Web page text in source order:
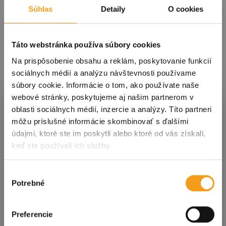
Súhlas Detaily O cookies
Táto webstránka používa súbory cookies
Na prispôsobenie obsahu a reklám, poskytovanie funkcií
sociálnych médií a analýzu návštevnosti používame
súbory cookie. Informácie o tom, ako používate naše
webové stránky, poskytujeme aj našim partnerom v
oblasti sociálnych médií, inzercie a analýzy. Títo partneri
môžu príslušné informácie skombinovať s ďalšími
údajmi, ktoré ste im poskytli alebo ktoré od vás získali,
keď ste používali ich služby.
súhlasu
Potrebné
Preferencie
Autobusy: 17 (smerom zo Staničného námestia), 19
(smerom zo Staničného námestia) na zastávku Nová
Námestia osloboditeľov a Námestia maratónu mieru) na
zastávku Nová nemocnica.
Ak potrebujete urgentné ošetrenie, môžete sa v
závislosti od typu pomoci obrátiť na dve pracoviská
UNLP. Jedno sa nachádza na Rastislavovej 43, druhé na
Tr.SNP 1.
Lekárne
Prihláste sa k odberu noviniek
S nami ste vždy v obraze! Prihláste sa na odber
noviniek a dostávajte tie
informácie o podujatiach a dianí v mestepriamo
spracovaním